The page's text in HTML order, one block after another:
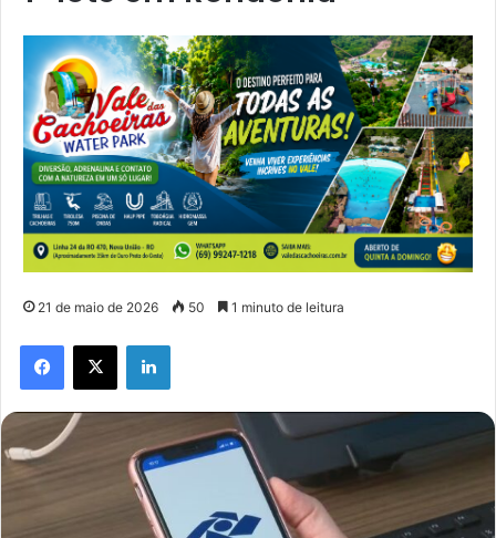
21 de maio de 2026 50 1 minuto de leitura
Facebook
X Linkedin